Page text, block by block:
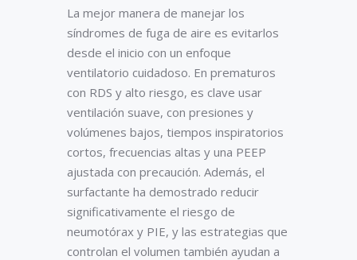
La mejor manera de manejar los
síndromes de fuga de aire es evitarlos
desde el inicio con un enfoque
ventilatorio cuidadoso. En prematuros
con RDS y alto riesgo, es clave usar
ventilación suave, con presiones y
volúmenes bajos, tiempos inspiratorios
cortos, frecuencias altas y una PEEP
ajustada con precaución. Además, el
surfactante ha demostrado reducir
significativamente el riesgo de
neumotórax y PIE, y las estrategias que
controlan el volumen también ayudan a